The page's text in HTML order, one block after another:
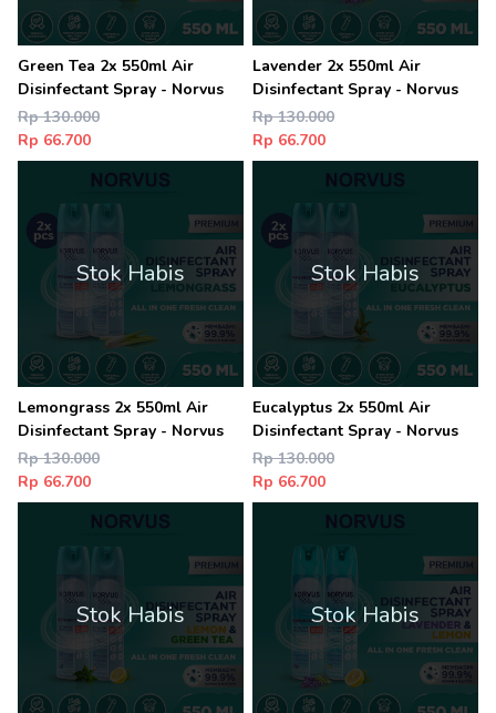
Green Tea 2x 550ml Air
Disinfectant Spray - Norvus
Rp 130.000
Rp 66.700
Lavender 2x 550ml Air
Disinfectant Spray - Norvus
Rp 130.000
Rp 66.700
Stok Habis
Lemongrass 2x 550ml Air
Disinfectant Spray - Norvus
Rp 130.000
Rp 66.700
Stok Habis
Eucalyptus 2x 550ml Air
Disinfectant Spray - Norvus
Rp 130.000
Rp 66.700
Stok Habis Stok Habis